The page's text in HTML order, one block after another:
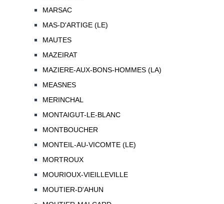
MARSAC
MAS-D'ARTIGE (LE)
MAUTES
MAZEIRAT
MAZIERE-AUX-BONS-HOMMES (LA)
MEASNES
MERINCHAL
MONTAIGUT-LE-BLANC
MONTBOUCHER
MONTEIL-AU-VICOMTE (LE)
MORTROUX
MOURIOUX-VIEILLEVILLE
MOUTIER-D'AHUN